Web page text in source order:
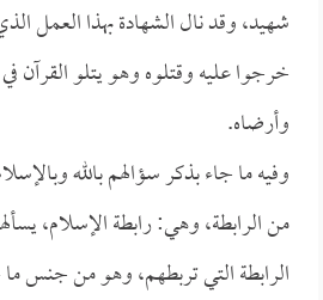
شهيد، وقد نال الشهادة بهذا العمل
خرجوا عليه وقتلوه وهو يتلو القرآن
وأرضاه.
وفيه ما جاء بذكر سؤالهم بالله
من الرابطة، وهي: رابطة الإسلام،
الرابطة التي تربطهم، وهو من جنس ما